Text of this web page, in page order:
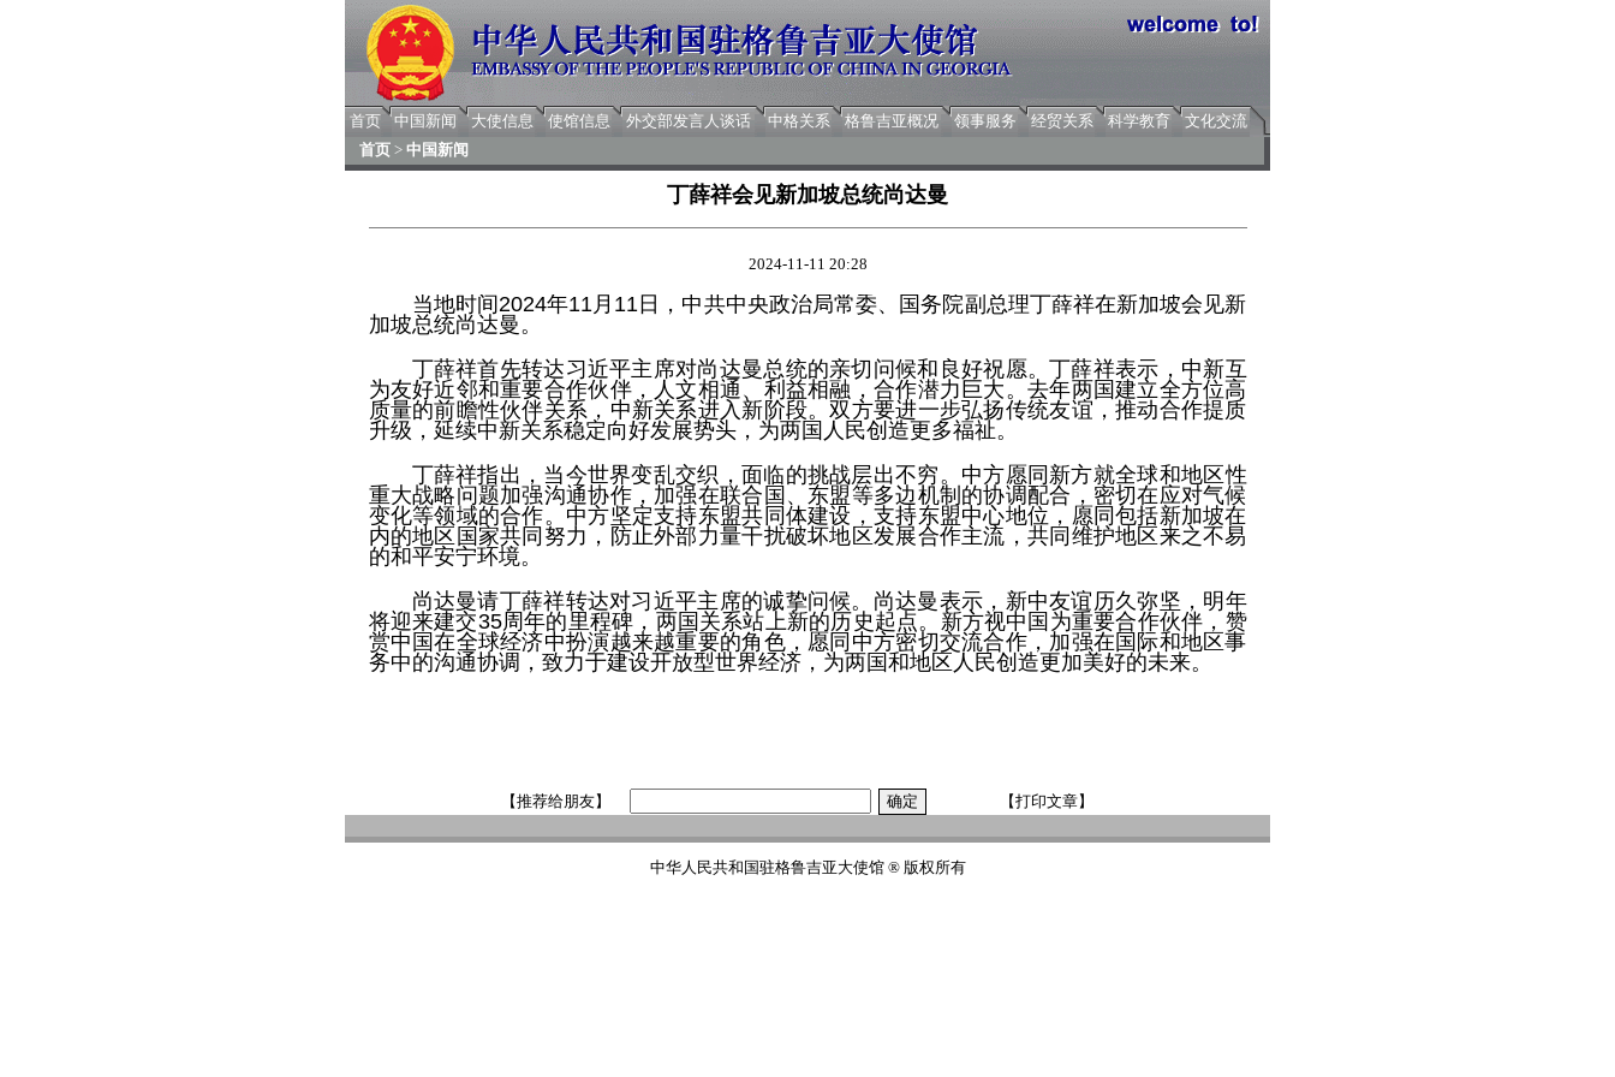
首页 中国新闻 大使信息 使馆信息 外交部发言人谈话 中格关系 格鲁吉亚概况 领事服务 经贸关系 科学教育
文化交流
首页 > 中国新闻
丁薛祥会见新加坡总统尚达曼
2024-11-11 20:28
当地时间2024年11月11日，中共中央政治局常委、国务院副总理丁薛祥在新加坡会见新
加坡总统尚达曼。
丁薛祥首先转达习近平主席对尚达曼总统的亲切问候和良好祝愿。丁薛祥表示，中新互
为友好近邻和重要合作伙伴，人文相通、利益相融，合作潜力巨大。去年两国建立全方位高
质量的前瞻性伙伴关系，中新关系进入新阶段。双方要进一步弘扬传统友谊，推动合作提质
升级，延续中新关系稳定向好发展势头，为两国人民创造更多福祉。
丁薛祥指出，当今世界变乱交织，面临的挑战层出不穷。中方愿同新方就全球和地区性
重大战略问题加强沟通协作，加强在联合国、东盟等多边机制的协调配合，密切在应对气候
变化等领域的合作。中方坚定支持东盟共同体建设，支持东盟中心地位，愿同包括新加坡在
内的地区国家共同努力，防止外部力量干扰破坏地区发展合作主流，共同维护地区来之不易
的和平安宁环境。
尚达曼请丁薛祥转达对习近平主席的诚挚问候。尚达曼表示，新中友谊历久弥坚，明年
将迎来建交35周年的里程碑，两国关系站上新的历史起点。新方视中国为重要合作伙伴，赞
赏中国在全球经济中扮演越来越重要的角色，愿同中方密切交流合作，加强在国际和地区事
务中的沟通协调，致力于建设开放型世界经济，为两国和地区人民创造更加美好的未来。
【推荐给朋友】 【打印文章】
中华人民共和国驻格鲁吉亚大使馆 ® 版权所有